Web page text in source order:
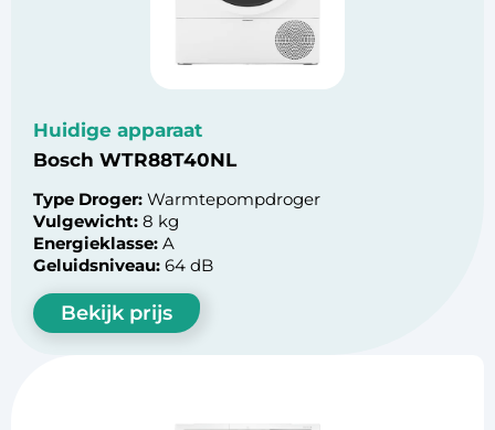
Huidige apparaat
Bosch WTR88T40NL
Type Droger: Warmtepompdroger
Vulgewicht: 8 kg
Energieklasse: A
Geluidsniveau: 64 dB
Bekijk prijs